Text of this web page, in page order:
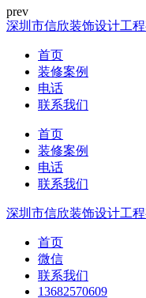
深圳市信欣装饰设计工
首页
装修案例
电话
联系我们
首页
装修案例
电话
联系我们
深圳市信欣装饰设计工
首页
微信
联系我们
13682570609